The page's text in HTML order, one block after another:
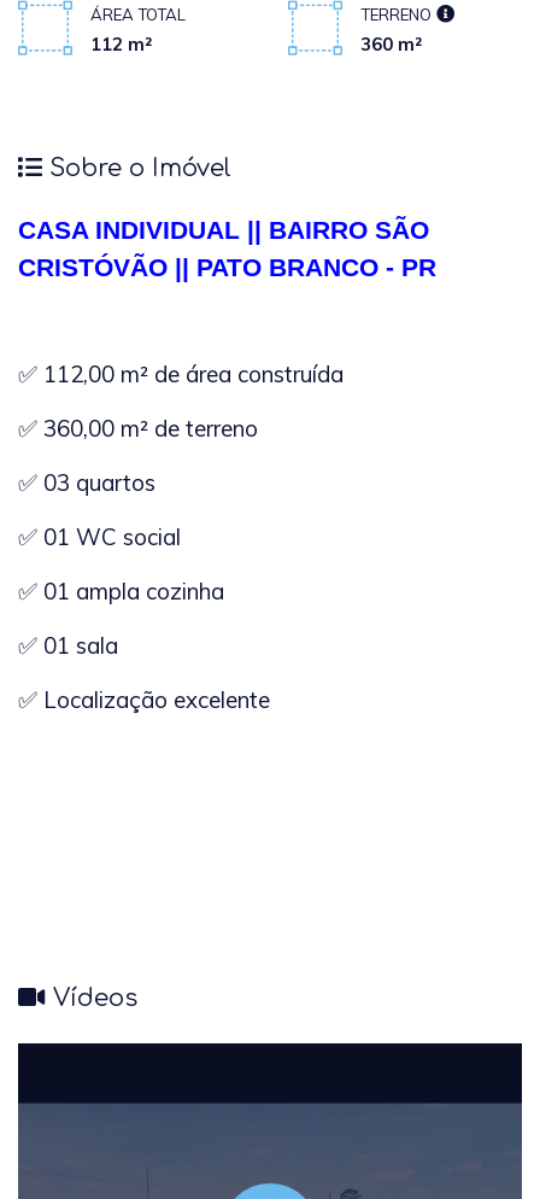
ÁREA TOTAL
112 m²
TERRENO
360 m²
Sobre o Imóvel
CASA INDIVIDUAL || BAIRRO SÃO
CRISTÓVÃO || PATO BRANCO - PR
✅ 112,00 m² de área construída
✅ 360,00 m² de terreno
✅ 03 quartos
✅ 01 WC social
✅ 01 ampla cozinha
✅ 01 sala
✅ Localização excelente
Vídeos